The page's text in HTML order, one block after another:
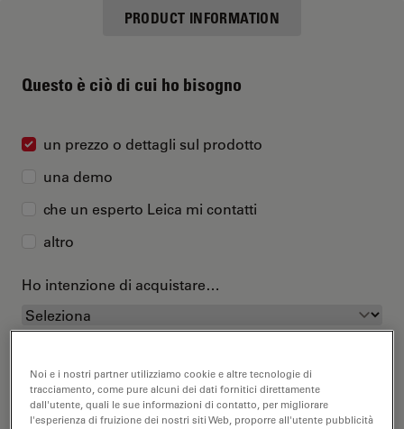
PRODUCT INFORMATION
Questo è ciò di cui ho bisogno
un prezzo o dettagli sul prodotto
una demo
che un esperto Leica mi contatti
altro
Ho intenzione di acquistare…
Questo sono io
Noi e i nostri partner utilizziamo cookie e altre tecnologie di
tracciamento, come pure alcuni dei dati fornitici direttamente
dall'utente, quali le sue informazioni di contatto, per migliorare
l'esperienza di fruizione dei nostri siti Web, proporre all'utente pubblicità